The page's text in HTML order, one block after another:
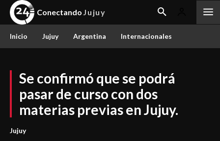
Conectando Jujuy
Inicio Jujuy Argentina Internacionales
Se confirmó que se podrá
pasar de curso con dos
materias previas en Jujuy.
Jujuy